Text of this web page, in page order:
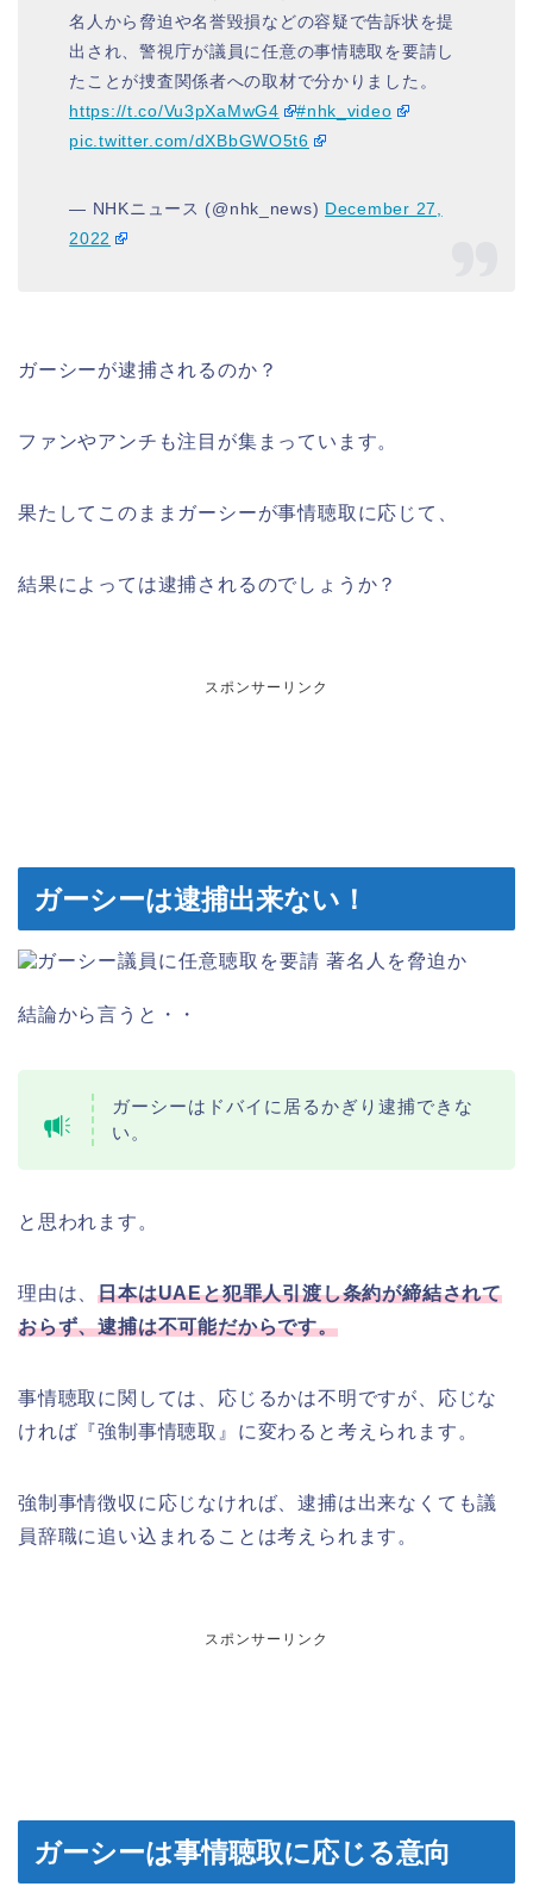
名人から脅迫や名誉毀損などの容疑で告訴状を提
出され、警視庁が議員に任意の事情聴取を要請し
たことが捜査関係者への取材で分かりました。
https://t.co/Vu3pXaMwG4
#nhk_video
pic.twitter.com/dXBbGWO5t6
— NHKニュース (@nhk_news) December 27,
2022
ガーシーが逮捕されるのか？
ファンやアンチも注目が集まっています。
果たしてこのままガーシーが事情聴取に応じて、
結果によっては逮捕されるのでしょうか？
スポンサーリンク
ガーシーは逮捕出来ない！
結論から言うと・・
ガーシーはドバイに居るかぎり逮捕できな
い。
と思われます。
理由は、日本はUAEと犯罪人引渡し条約が締結されて
おらず、逮捕は不可能だからです。
事情聴取に関しては、応じるかは不明ですが、応じな
ければ『強制事情聴取』に変わると考えられます。
強制事情徴収に応じなければ、逮捕は出来なくても議
員辞職に追い込まれることは考えられます。
スポンサーリンク
ガーシーは事情聴取に応じる意向